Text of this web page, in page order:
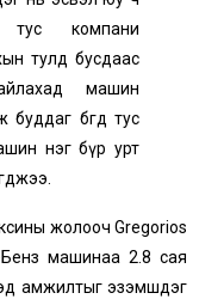
компани
тулд бусдаас
машин
бөгөөд тус
нэг бүр урт
жолооч Gregorios
машинаа 2.8 сая
амжилтыг эзэмшдэг